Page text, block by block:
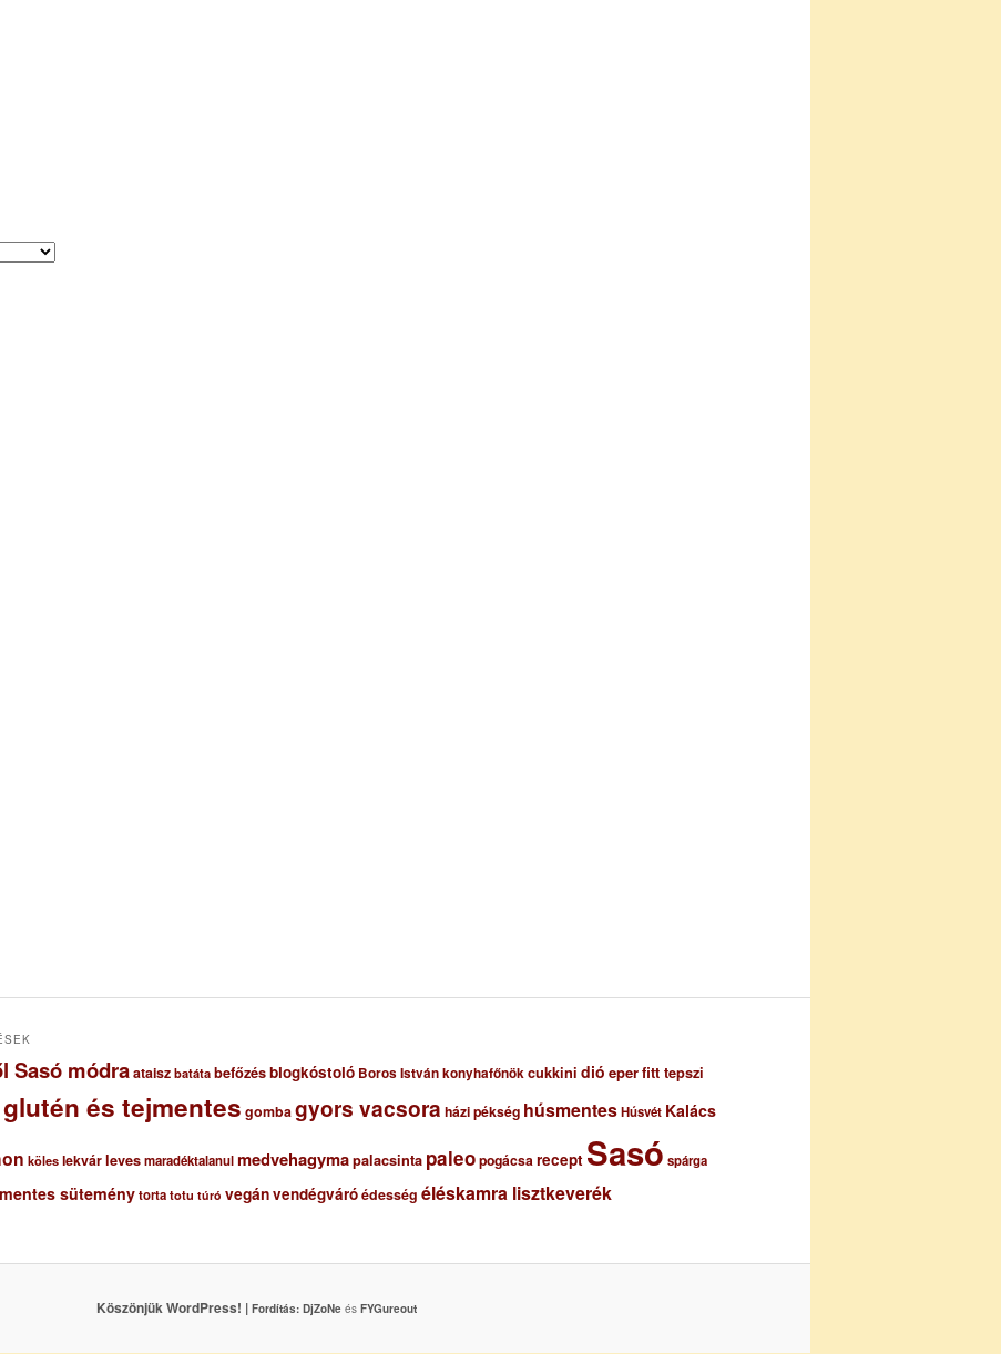
Sasó módraataisz batáta befőzésblogkóstoló Boros István konyhafőnökcukkini dió eperfitt tepszi
glutén és tejmentes gombagyors vacsora házi pékség húsmentesHúsvét Kalács
köles lekvárlevesmaradéktalanulmedvehagymapalacsinta paleopogácsarecept Sasó spárga
süteménytorta totu túró vegánvendégváróédesség éléskamra lisztkeverék
Köszönjük WordPress! | Fordítás: DjZoNeés FYGureout